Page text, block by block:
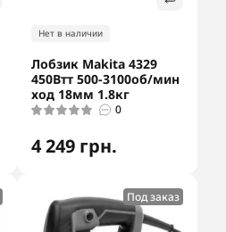
Нет в наличии
Лобзик Makita 4329
450Втт 500-3100об/мин
ход 18мм 1.8кг
0
4 249 грн.
Под заказ